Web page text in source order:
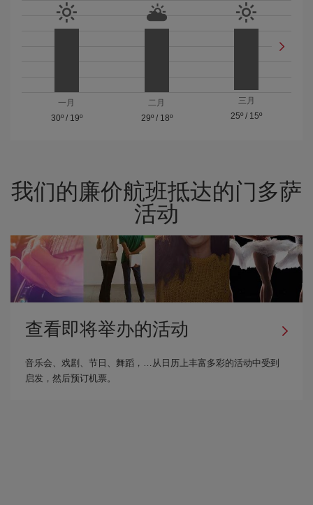
一月
30º/ 19º
二月
29º/ 18º
三月
25º / 15º
我们的廉价航班抵达的门多萨
活动
查看即将举办的活动
音乐会、戏剧、节日、舞蹈，…从日历上丰富多彩的活动中受到
启发，然后预订机票。